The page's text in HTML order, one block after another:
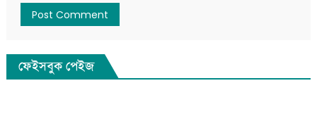
ফেইসবুক পেইজ